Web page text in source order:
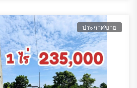
ประกาศขาย